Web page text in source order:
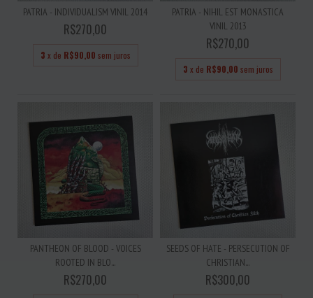
PATRIA - INDIVIDUALISM VINIL 2014
R$270,00
3 x de R$90,00 sem juros
PATRIA - NIHIL EST MONASTICA
VINIL 2013
R$270,00
3 x de R$90,00 sem juros
PANTHEON OF BLOOD - VOICES
ROOTED IN BLO...
R$270,00
SEEDS OF HATE - PERSECUTION OF
CHRISTIAN...
R$300,00